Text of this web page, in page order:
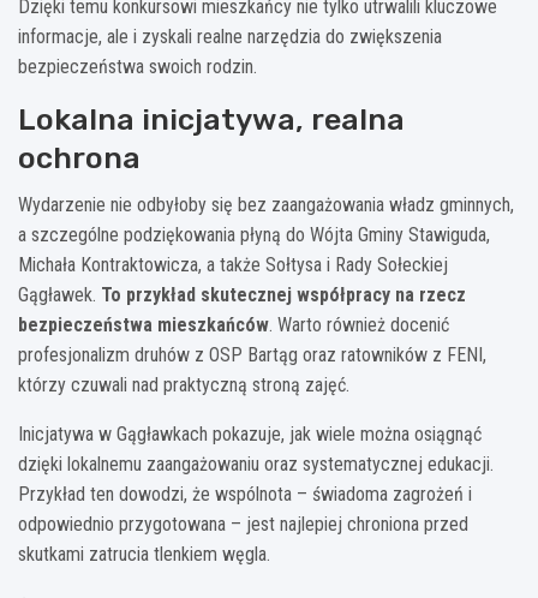
Dzięki temu konkursowi mieszkańcy nie tylko utrwalili kluczowe
informacje, ale i zyskali realne narzędzia do zwiększenia
bezpieczeństwa swoich rodzin.
Lokalna inicjatywa, realna
ochrona
Wydarzenie nie odbyłoby się bez zaangażowania władz gminnych,
a szczególne podziękowania płyną do Wójta Gminy Stawiguda,
Michała Kontraktowicza, a także Sołtysa i Rady Sołeckiej
Gągławek. To przykład skutecznej współpracy na rzecz
bezpieczeństwa mieszkańców. Warto również docenić
profesjonalizm druhów z OSP Bartąg oraz ratowników z FENI,
którzy czuwali nad praktyczną stroną zajęć.
Inicjatywa w Gągławkach pokazuje, jak wiele można osiągnąć
dzięki lokalnemu zaangażowaniu oraz systematycznej edukacji.
Przykład ten dowodzi, że wspólnota – świadoma zagrożeń i
odpowiednio przygotowana – jest najlepiej chroniona przed
skutkami zatrucia tlenkiem węgla.